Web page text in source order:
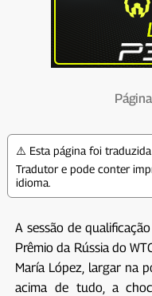
⚠️ Esta página foi
Tradutor e pode conter
idioma.
A sessão de
Prêmio da Rússia do
María López, largar na
acima de tudo, a